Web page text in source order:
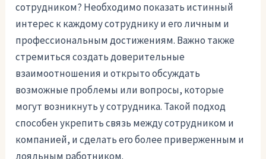
сотрудником? Необходимо показать истинный
интерес к каждому сотруднику и его личным и
профессиональным достижениям. Важно также
стремиться создать доверительные
взаимоотношения и открыто обсуждать
возможные проблемы или вопросы, которые
могут возникнуть у сотрудника. Такой подход
способен укрепить связь между сотрудником и
компанией, и сделать его более приверженным и
лояльным работником.